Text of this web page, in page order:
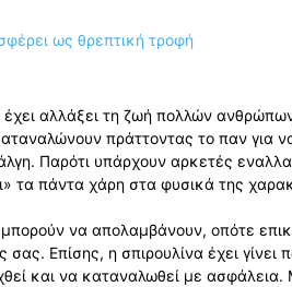
έχει αλλάξει τη ζωή πολλών
πράττοντας το παν για
Παρότι υπάρχουν αρκετές
τα πάντα χάρη στα φυσικά της
να απολαμβάνουν, οπότε
Επίσης, η σπιρουλίνα έχει γίνει
και να καταναλωθεί με ασφάλεια.